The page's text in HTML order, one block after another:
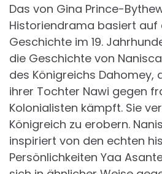
Das von Gina Prince-
Historiendrama basiert auf
Geschichte im 19.
die Geschichte von
des Königreichs Dahomey,
ihrer Tochter Nawi gegen
Kolonialisten kämpft. Sie
Königreich zu erobern.
inspiriert von den echten
Persönlichkeiten Yaa